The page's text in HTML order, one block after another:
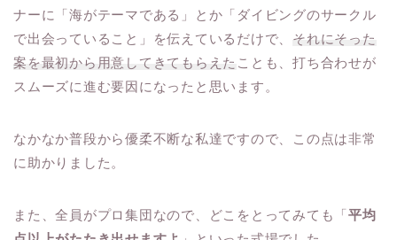
ナーに「海がテーマである」とか「ダイビングのサークル
で出会っていること」を伝えているだけで、 それにそった
案を最初から用意してきてもらえた ことも、打ち合わせが
スムーズに進む要因になったと思います。
なかなか普段から優柔不断な私達ですので、この点は非常
に助かりました。
また、全員がプロ集団なので、どこをとってみても「平均